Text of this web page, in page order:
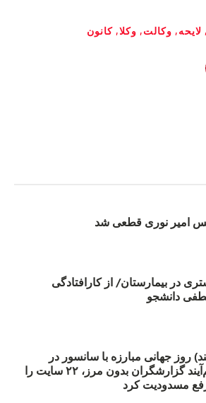
, لایحه, وکالت, وکلا, کانون
نوری قطعی شد
در بیمارستان/ از کارافتادگی
(۲۱ اسفند) روز جهانی مبارزه با سانسور در
اینترنت: #آزادی هم‌آیند گزارشگران‌ بدون مرز، ۲۲ سایت را
مسدودیت کرد